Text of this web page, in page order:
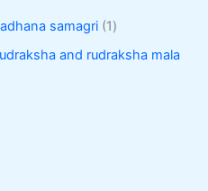
samagri 1
Rudraksha and rudraksha mala